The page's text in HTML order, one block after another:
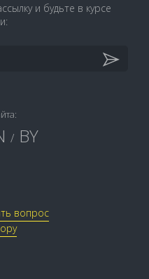
и будьте в курсе
/ BY
вопрос